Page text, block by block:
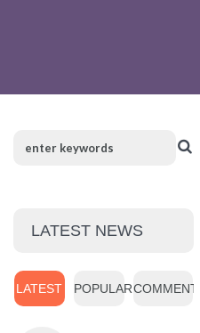
LATEST NEWS
LATEST POPULARCOMMENTS